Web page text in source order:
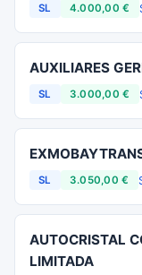
SL 4.000,00 €
AUXILIARES
SL 3.000,00 €
SL 3.050,00 €
AUTOCRISTAL
LIMITADA